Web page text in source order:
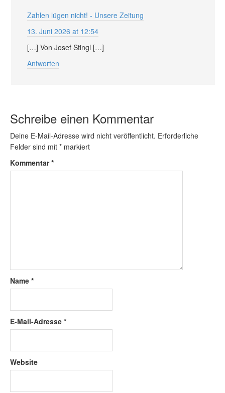
Zahlen lügen nicht! - Unsere Zeitung
13. Juni 2026 at 12:54
[…] Von Josef Stingl […]
Antworten
Schreibe einen Kommentar
Deine E-Mail-Adresse wird nicht veröffentlicht. Erforderliche
Felder sind mit * markiert
Kommentar*
Name *
E-Mail-Adresse *
Website